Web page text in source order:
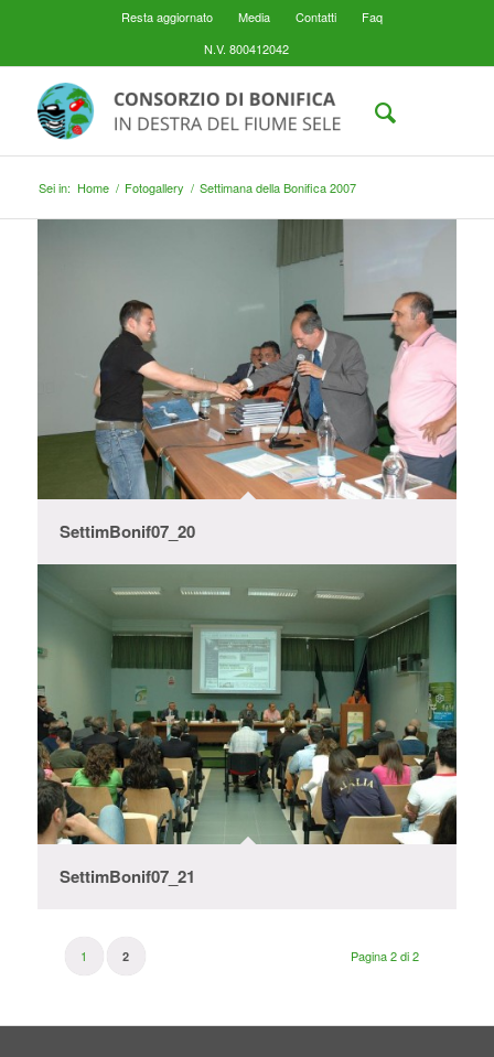
Resta aggiornato Media Contatti
Faq
N.V. 800412042
Sei in: Home / Fotogallery / Settimana della Bonifica 2007
SettimBonif07_20
SettimBonif07_21
Pagina 2 di 2
1 2